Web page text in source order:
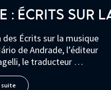
: ÉCRITS SUR
des Écrits sur la musique
de Andrade, l’éditeur
le traducteur …
suite